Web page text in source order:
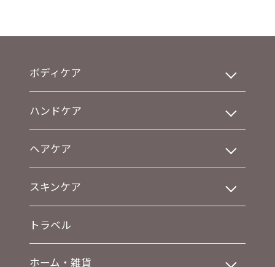
ボディケア
ハンドケア
ヘアケア
スキンケア
トラベル
ホーム・雑貨